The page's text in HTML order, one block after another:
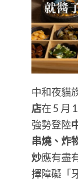
中和夜貓
店在 5 月
強勢登陸
串燒、炸
炒應有盡
擇障礙「